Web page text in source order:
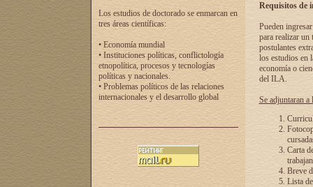
Los estudios de doctorado se enmarcan en
tres áreas científicas:
• Economía mundial
• Instituciones políticas, conflictología
etnopolítica, procesos y tecnologías
políticas y nacionales.
• Problemas políticos de las relaciones
internacionales y el desarrollo global
Requisitos de
Pueden
para realizar un
postulantes
los estudios en
economía o
del ILA.
Se adjuntaran a
Carta
Breve
Lista